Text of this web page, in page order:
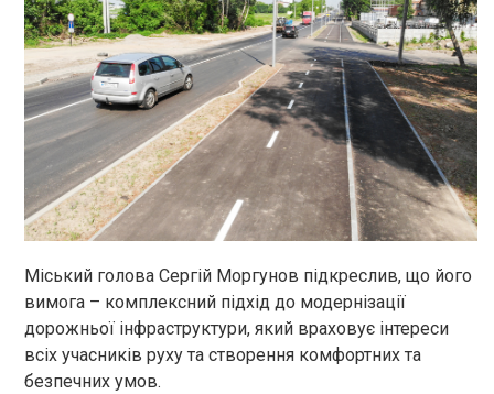
Міський голова Сергій Моргунов підкреслив, що його
вимога – комплексний підхід до модернізації
дорожньої інфраструктури, який враховує інтереси
всіх учасників руху та створення комфортних та
безпечних умов.